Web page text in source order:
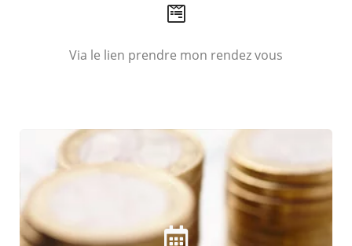
Via le lien prendre mon rendez vous